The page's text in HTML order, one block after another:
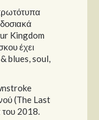
Kingdom
έχει
blues, soul,
(The Last
2018.